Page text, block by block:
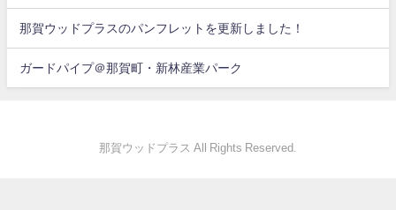
那賀ウッドプラスのパンフレットを更新しました！
ガードパイプ＠那賀町・新林産業パーク
那賀ウッドプラス All Rights Reserved.